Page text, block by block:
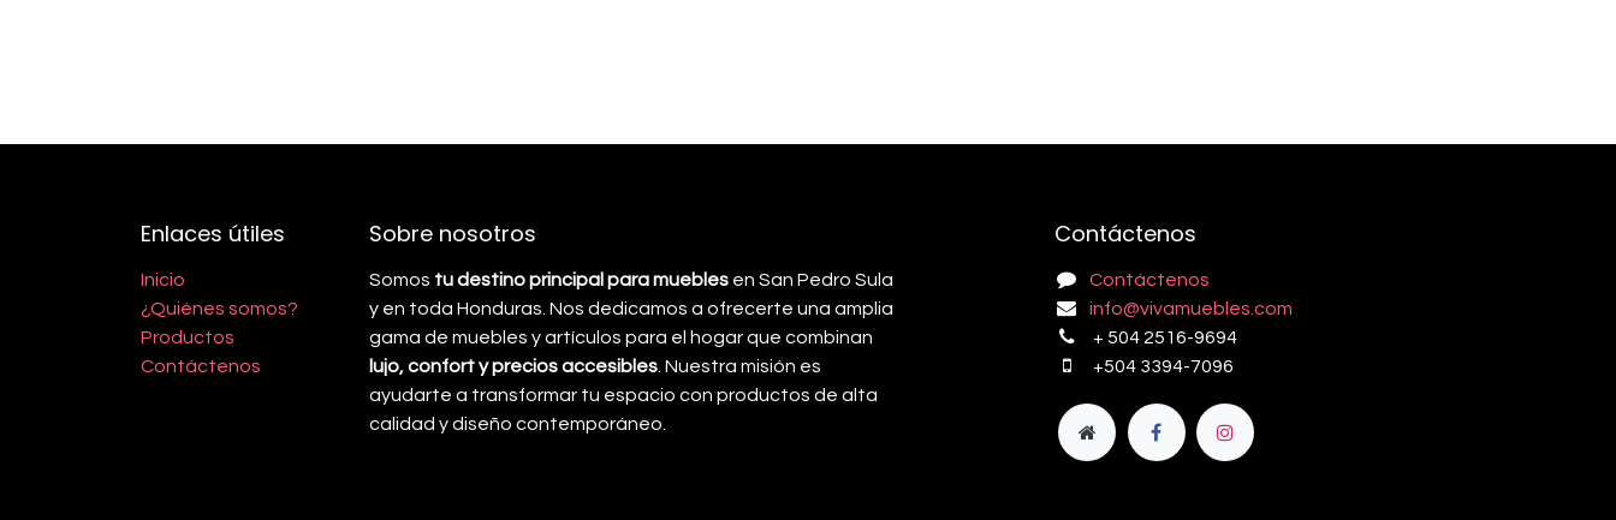
Enlaces útiles
Inicio
¿Quiénes somos?
Productos
Contáctenos
Sobre nosotros
Somos tu destino principal para muebles en San Pedro Sula
y en toda Honduras. Nos dedicamos a ofrecerte una amplia
gama de muebles y artículos para el hogar que combinan
lujo, confort y precios accesibles . Nuestra misión es
ayudarte a transformar tu espacio con productos de alta
calidad y diseño contemporáneo.
Contáctenos
Contáctenos
info@vivamuebles.com
+ 504 2516-9694
+504 3394-7096